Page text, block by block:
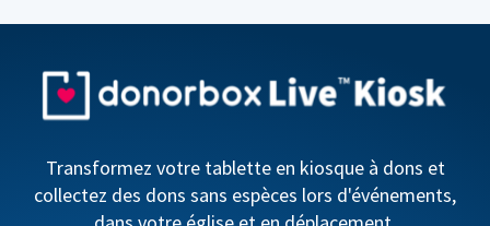
Transformez votre tablette en kiosque à dons et
collectez des dons sans espèces lors d'événements,